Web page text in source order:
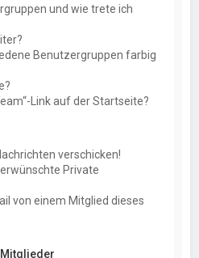
und wie trete ich
Benutzergruppen farbig
Link auf der Startseite?
verschicken!
Private
von einem Mitglied dieses